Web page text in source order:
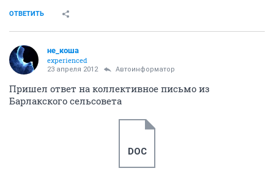
ОТВЕТИТЬ
не_коша
experienced
23 апреля 2012 Автоинформатор
Пришел ответ на коллективное письмо из
Барлакского сельсовета
DOC